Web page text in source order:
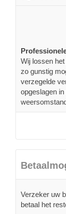
Wij lossen
zo gunstig
verzegelde
opgeslagen
Verzeker uw
betaal het